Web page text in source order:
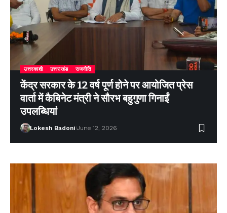
उत्तरकाशी उत्तराखंड राजनीति
केंद्र सरकार के 12 वर्ष पूर्ण होने पर आयोजित प्रेस
वार्ता में कैबिनेट मंत्री ने सौरभ बहुगुणा गिनाईं
उपलब्धियां
Lokesh Badoni June 12, 2026